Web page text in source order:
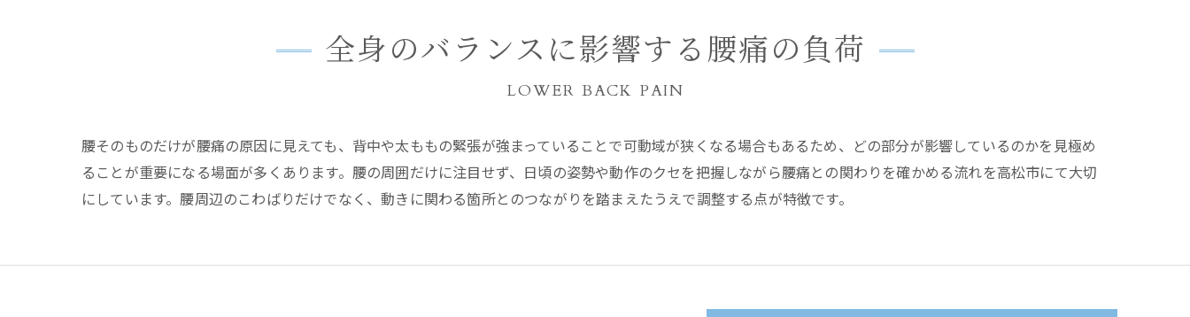
全身のバランスに影響する腰痛の負荷
LOWER BACK PAIN
腰そのものだけが腰痛の原因に見えても、背中や太ももの緊張が強まっていることで可動域が狭くなる場合もあるため、どの部分が影響しているのかを見極め
ることが重要になる場面が多くあります。腰の周囲だけに注目せず、日頃の姿勢や動作のクセを把握しながら腰痛との関わりを確かめる流れを高松市にて大切
にしています。腰周辺のこわばりだけでなく、動きに関わる箇所とのつながりを踏まえたうえで調整する点が特徴です。